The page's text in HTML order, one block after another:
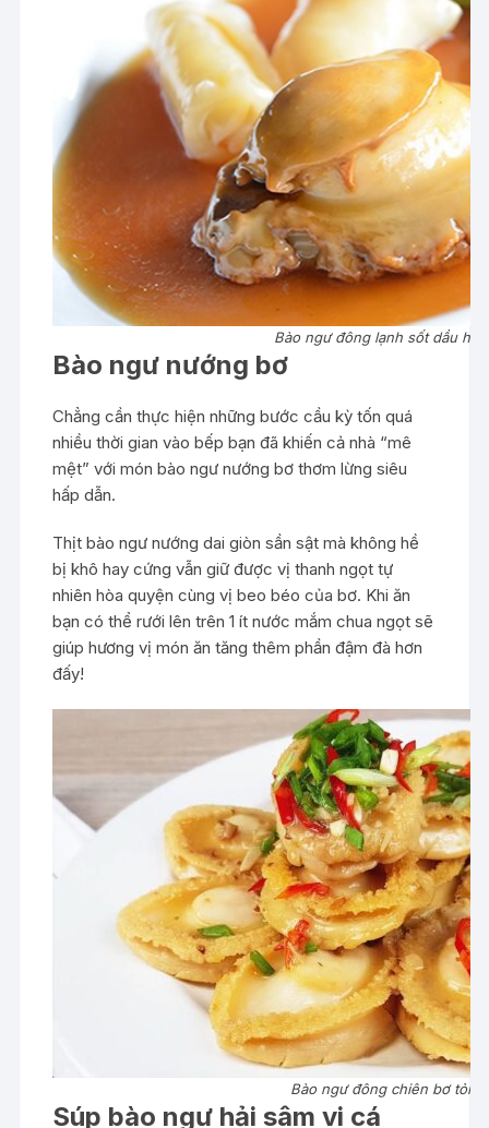
Bào ngư đông lạnh sốt dầu hào
Bào ngư nướng bơ
Chẳng cần thực hiện những bước cầu kỳ tốn quá
nhiều thời gian vào bếp bạn đã khiến cả nhà “mê
mệt” với món bào ngư nướng bơ thơm lừng siêu
hấp dẫn.
Thịt bào ngư nướng dai giòn sần sật mà không hề
bị khô hay cứng vẫn giữ được vị thanh ngọt tự
nhiên hòa quyện cùng vị beo béo của bơ. Khi ăn
bạn có thể rưới lên trên 1 ít nước mắm chua ngọt sẽ
giúp hương vị món ăn tăng thêm phần đậm đà hơn
đấy!
Bào ngư đông chiên bơ tỏi
Súp bào ngư hải sâm vi cá